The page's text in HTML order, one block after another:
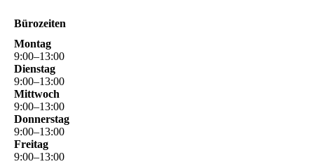
Bürozeiten
Montag
9:00–13:00
Dienstag
9:00–13:00
Mittwoch
9:00–13:00
Donnerstag
9:00–13:00
Freitag
9:00–13:00